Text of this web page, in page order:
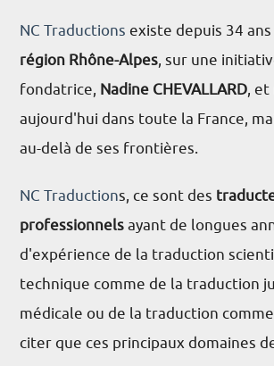
NC Traductions existe depuis 34 ans
région Rhône-Alpes, sur une
fondatrice, Nadine CHEVALLARD, et
aujourd'hui dans toute la France,
au-delà de ses frontières.
NC Traductions, ce sont des
professionnels ayant de longues
d'expérience de la traduction
technique comme de la traduction
médicale ou de la traduction
citer que ces principaux domaines